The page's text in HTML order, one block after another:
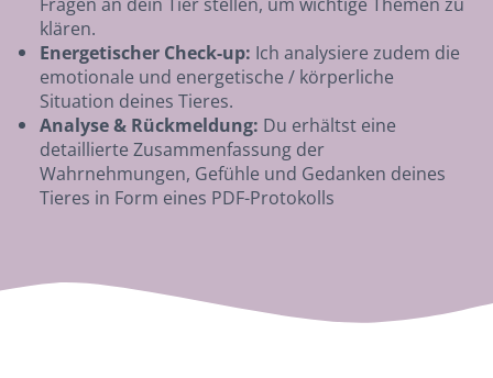
klären.
Energetischer Check-up: Ich analysiere zudem die
emotionale und energetische / körperliche
Situation deines Tieres.
Analyse & Rückmeldung: Du erhältst eine
detaillierte Zusammenfassung der
Wahrnehmungen, Gefühle und Gedanken deines
Tieres in Form eines PDF-Protokolls